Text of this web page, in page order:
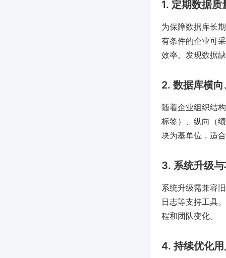
1. 定期数据
为保障数据库长
有条件的企业可
效率。发现数据
2. 数据库横
随着企业组织结
标签）、纵向（
块为基单位，适
3. 系统升级
系统升级需兼容
日志等支持工具
程和团队变化。
4. 持续优化